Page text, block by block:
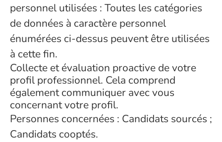
personnel utilisées : Toutes les catégories
de données à caractère personnel
énumérées ci-dessus peuvent être utilisées
à cette fin.
Collecte et évaluation proactive de votre
profil professionnel. Cela comprend
également communiquer avec vous
concernant votre profil.
Personnes concernées : Candidats sourcés ;
Candidats cooptés.